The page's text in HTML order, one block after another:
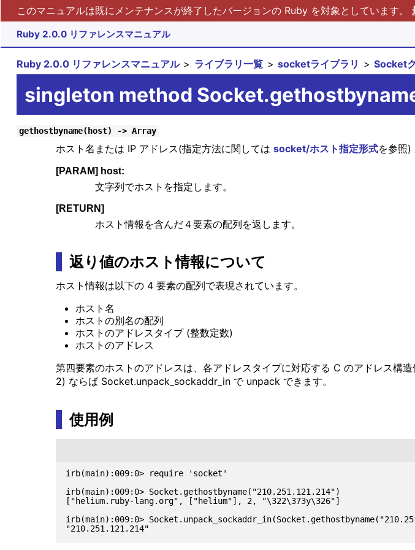
このマニュアルは既にメンテナンスが終了したバージョンの Ruby を対象としています。
Ruby 2.0.0 リファレンスマニュアル
Ruby 2.0.0 リファレンスマニュアル ライブラリ一覧 socketライブラリ Socket
singleton method
gethostbyname(host) -> Array
ホスト名または IP アドレス(指定方法に関しては socket/ホスト指定形式を参照)
[PARAM] host:
文字列でホストを指定します。
[RETURN]
ホスト情報を含んだ４要素の配列を返します。
返り値のホスト情報について
ホスト情報は以下の 4 要素の配列で表現されています。
ホスト名
ホストの別名の配列
ホストのアドレスタイプ (整数定数)
ホストのアドレス
第四要素のホストのアドレスは、各アドレスタイプに対応する C のアドレス構
2) ならば Socket.unpack_sockaddr_in で unpack できます。
使用例
irb(main):009:0> require 'socket'
irb(main):009:0> Socket.gethostbyname("210.251.121.214")
["helium.ruby-lang.org", ["helium"], 2, "\322\373y\326"]
irb(main):009:0>